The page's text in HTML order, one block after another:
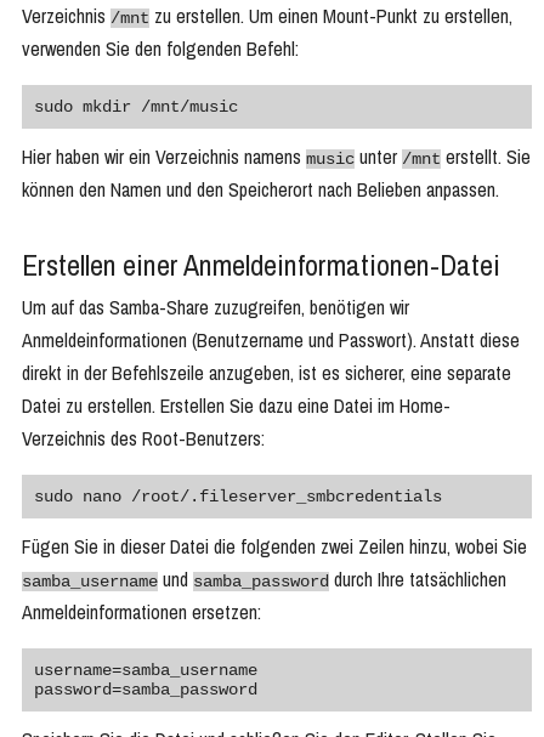
Verzeichnis /mnt zu erstellen. Um einen Mount-Punkt zu erstellen,
verwenden Sie den folgenden Befehl:
sudo mkdir /mnt/music
Hier haben wir ein Verzeichnis namens music unter /mnt erstellt. Sie
können den Namen und den Speicherort nach Belieben anpassen.
Erstellen einer Anmeldeinformationen-Datei
Um auf das Samba-Share zuzugreifen, benötigen wir
Anmeldeinformationen (Benutzername und Passwort). Anstatt diese
direkt in der Befehlszeile anzugeben, ist es sicherer, eine separate
Datei zu erstellen. Erstellen Sie dazu eine Datei im Home-
Verzeichnis des Root-Benutzers:
sudo nano /root/.fileserver_smbcredentials
Fügen Sie in dieser Datei die folgenden zwei Zeilen hinzu, wobei Sie
samba_username und samba_password durch Ihre tatsächlichen
Anmeldeinformationen ersetzen:
username=samba_username
password=samba_password